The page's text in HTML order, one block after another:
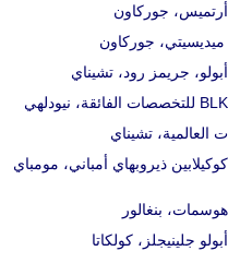
جوركاون
ميديسيتي، جوركاون
جريمز رود، تشيناي
العالمية، تشيناي
ذيروبهاي أمباني، مومباي
بنغالور
جلينيجلز، كولكاتا